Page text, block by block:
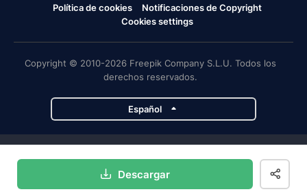
Descargar
Política de cookies
Notificaciones de Copyright
Cookies settings
Copyright © 2010-2026 Freepik Company S.L.U. Todos los
derechos reservados.
Español
Magnific Flaticon